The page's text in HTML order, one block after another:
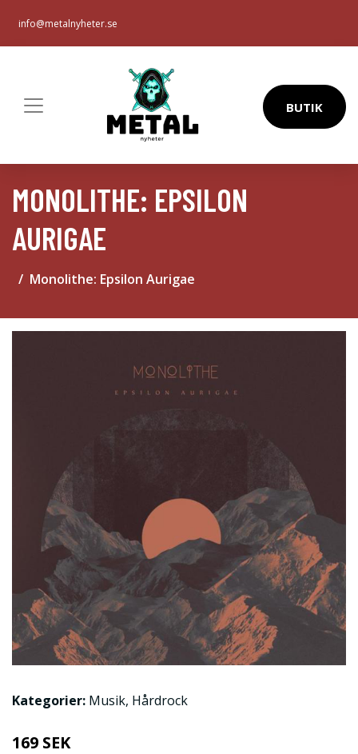
info@metalnyheter.se
BUTIK
MONOLITHE: EPSILON
AURIGAE
Monolithe: Epsilon Aurigae
Kategorier: Musik, Hårdrock
169 SEK